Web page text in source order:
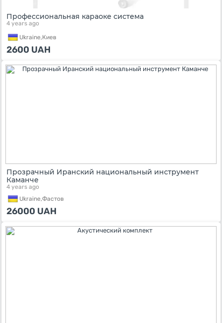
Профессиональная караоке система
4 years ago
Ukraine,Киев
2600 UAH
Прозрачный Иранский национальный инструмент
Каманче
4 years ago
Ukraine,Фастов
26000 UAH